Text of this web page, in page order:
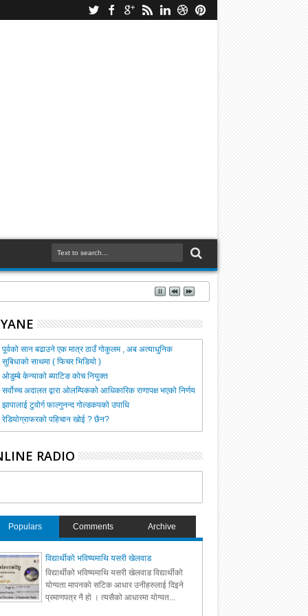
पूर्वको सान बढाउने एक मात्र ठाउँ गोकुलम , अब अत्याधुनिक
सुबिधाको साथमा ( फिचर भिडियो )
ओडुम्बे केन्याको ब्याटिङ कोच नियुक्त
सर्वोच्च अदालत द्वारा ओलम्पिकको आधिकारिक राणापक्ष भएको निर्णय
झापालाई टुवोर्ग फाल्गुनन्द गोल्डकपको उपाधि
रेडियोग्राफरको पहिचान खोई ? छैन?
RADIO
Populars Comments Archive
विद्यार्थीको भविष्यमाथि यसरी खेलवाड
विद्यार्थीको भविष्यमाथि यसरी खेलवाड विद्यार्थीको
योग्यता मापनको सटिक आधार उनीहरुलाई दिइने
प्रमाणपत्र नै हो । त्यसैको आधारमा योग्यत...